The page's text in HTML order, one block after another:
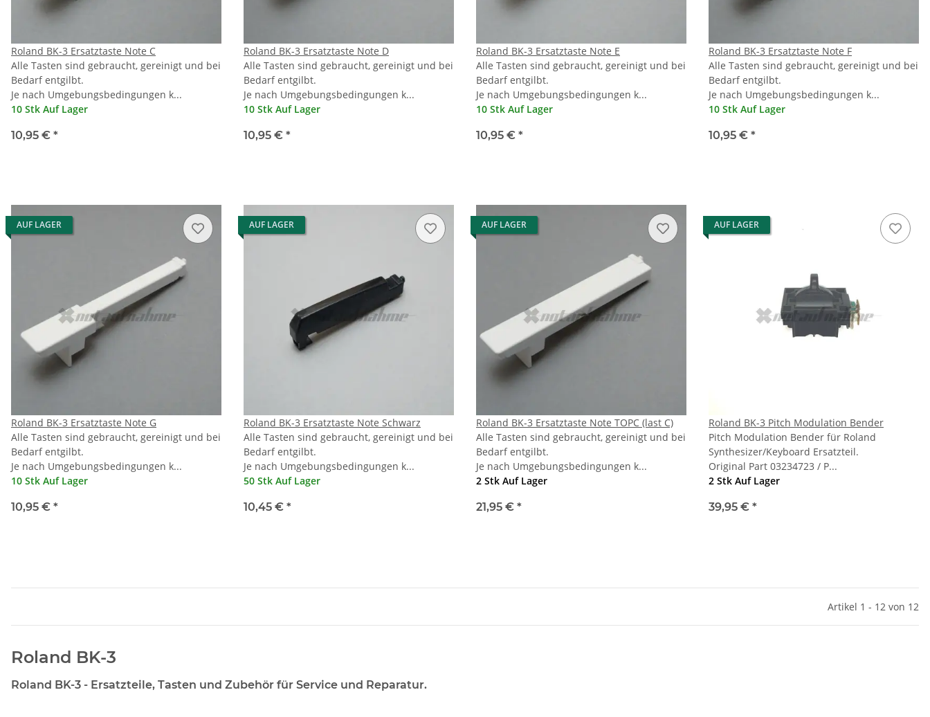
Roland BK-3 Ersatztaste Note C
Alle Tasten sind gebraucht, gereinigt und bei
Bedarf entgilbt.
Je nach Umgebungsbedingungen k...
10 Stk Auf Lager
10,95 € *
Roland BK-3 Ersatztaste Note D
Alle Tasten sind gebraucht, gereinigt und bei
Bedarf entgilbt.
Je nach Umgebungsbedingungen k...
10 Stk Auf Lager
10,95 € *
Roland BK-3 Ersatztaste Note E
Alle Tasten sind gebraucht, gereinigt und bei
Bedarf entgilbt.
Je nach Umgebungsbedingungen k...
10 Stk Auf Lager
10,95 € *
Roland BK-3 Ersatztaste Note F
Alle Tasten sind gebraucht, gereinigt und bei
Bedarf entgilbt.
Je nach Umgebungsbedingungen k...
10 Stk Auf Lager
10,95 € *
AUF LAGER
Roland BK-3 Ersatztaste Note G
Alle Tasten sind gebraucht, gereinigt und bei
Bedarf entgilbt.
Je nach Umgebungsbedingungen k...
10 Stk Auf Lager
10,95 € *
AUF LAGER
Roland BK-3 Ersatztaste Note Schwarz
Alle Tasten sind gebraucht, gereinigt und bei
Bedarf entgilbt.
Je nach Umgebungsbedingungen k...
50 Stk Auf Lager
10,45 € *
AUF LAGER
Roland BK-3 Ersatztaste Note TOPC (last C)
Alle Tasten sind gebraucht, gereinigt und bei
Bedarf entgilbt.
Je nach Umgebungsbedingungen k...
2 Stk Auf Lager
21,95 € *
AUF LAGER
Roland BK-3 Pitch Modulation Bender
Pitch Modulation Bender für Roland
Synthesizer/Keyboard Ersatzteil.
Original Part 03234723 / P...
2 Stk Auf Lager
39,95 € *
Artikel 1 - 12 von 12
Roland BK-3
Roland BK-3 - Ersatzteile, Tasten und Zubehör für Service und Reparatur.